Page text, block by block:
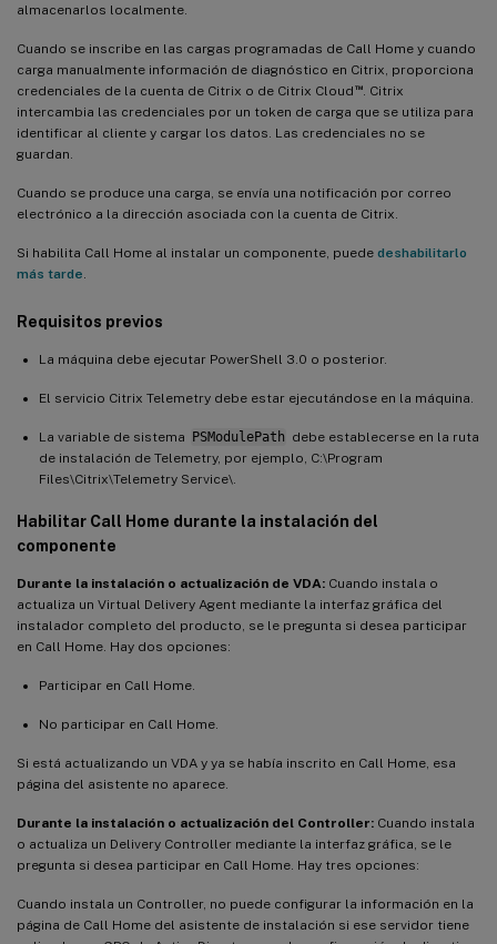
almacenarlos localmente.
Cuando se inscribe en las cargas programadas de Call Home y cuando
carga manualmente información de diagnóstico en Citrix, proporciona
credenciales de la cuenta de Citrix o de Citrix Cloud ™. Citrix
intercambia las credenciales por un token de carga que se utiliza para
identificar al cliente y cargar los datos. Las credenciales no se
guardan.
Cuando se produce una carga, se envía una notificación por correo
electrónico a la dirección asociada con la cuenta de Citrix.
Si habilita Call Home al instalar un componente, puede deshabilitarlo
más tarde
Requisitos previos
La máquina debe ejecutar PowerShell 3.0 o posterior.
El servicio Citrix Telemetry debe estar ejecutándose en la máquina.
La variable de sistema PSModulePath debe establecerse en la ruta
de instalación de Telemetry, por ejemplo, C:\Program
Files\Citrix\Telemetry Service\.
Habilitar Call Home durante la instalación del
componente
Durante la instalación o actualización de VDA: Cuando instala o
actualiza un Virtual Delivery Agent mediante la interfaz gráfica del
instalador completo del producto, se le pregunta si desea participar
en Call Home. Hay dos opciones:
Participar en Call Home.
No participar en Call Home.
Si está actualizando un VDA y ya se había inscrito en Call Home, esa
página del asistente no aparece.
Durante la instalación o actualización del Controller: Cuando instala
o actualiza un Delivery Controller mediante la interfaz gráfica, se le
pregunta si desea participar en Call Home. Hay tres opciones:
Cuando instala un Controller, no puede configurar la información en la
página de Call Home del asistente de instalación si ese servidor tiene